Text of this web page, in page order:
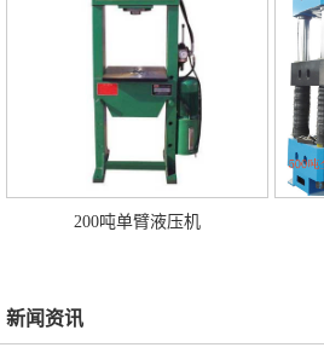
200吨单臂液压机
新闻资讯